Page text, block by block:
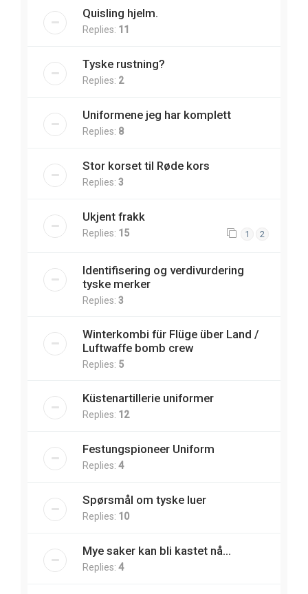
Quisling hjelm.
Replies: 11
Tyske rustning?
Replies: 2
Uniformene jeg har komplett
Replies: 8
Stor korset til Røde kors
Replies: 3
Ukjent frakk
Replies: 15 1 2
Identifisering og verdivurdering
tyske merker
Replies: 3
Winterkombi für Flüge über Land /
Luftwaffe bomb crew
Replies: 5
Küstenartillerie uniformer
Replies: 12
Festungspioneer Uniform
Replies: 4
Spørsmål om tyske luer
Replies: 10
Mye saker kan bli kastet nå...
Replies: 4